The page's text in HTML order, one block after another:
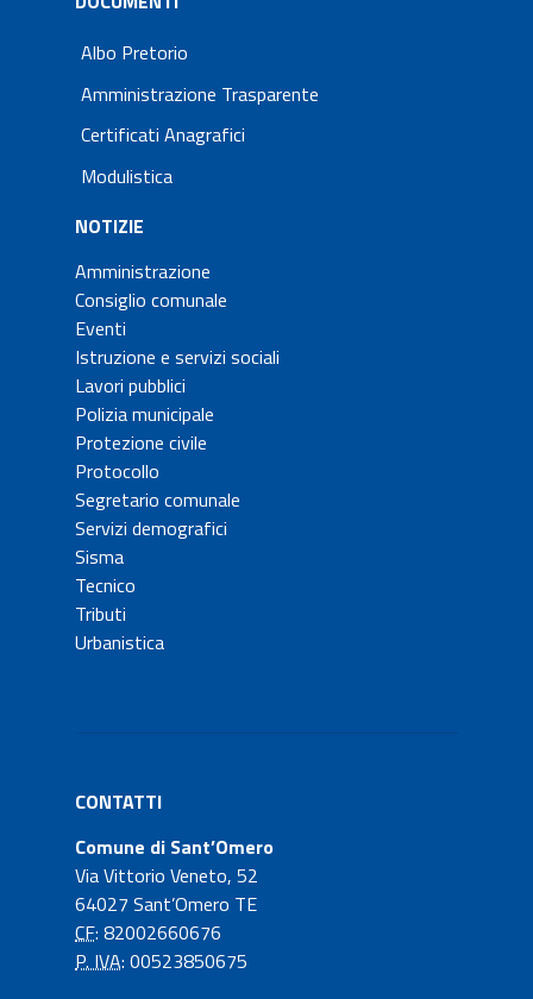
Albo Pretorio
Amministrazione Trasparente
Certificati Anagrafici
Modulistica
NOTIZIE
Amministrazione
Consiglio comunale
Eventi
Istruzione e servizi sociali
Lavori pubblici
Polizia municipale
Protezione civile
Protocollo
Segretario comunale
Servizi demografici
Sisma
Tecnico
Tributi
Urbanistica
CONTATTI
Comune di Sant’Omero
Via Vittorio Veneto, 52
64027 Sant’Omero TE
CF: 82002660676
P. IVA: 00523850675